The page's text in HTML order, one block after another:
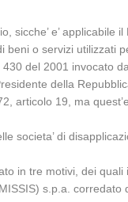
e’ applicabile
o servizi utilizzati
del 2001 invocato
della
articolo 19, ma
societa’ di
in tre motivi, dei
s.p.a.